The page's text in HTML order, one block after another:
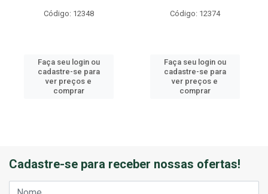
Código: 12348
Faça seu login ou
cadastre-se para
ver preços e
comprar
Código: 12374
Faça seu login ou
cadastre-se para
ver preços e
comprar
Cadastre-se para receber nossas ofertas!